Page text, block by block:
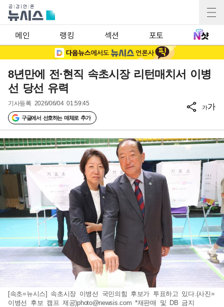
메인 랭킹 섹션 포토
8년만에 전·현직 속초시장 리턴매치서 이병
선 당선 유력
기사등록 2026/06/04 01:59:45
구글에서 선호하는 매체로 추가
가가
[속초=뉴시스] 속초시장 이병선 국민의힘 후보가 투표하고 있다.(사진=
이병선 후보 캠프 제공)photo@newsis.com *재판매 및 DB 금지